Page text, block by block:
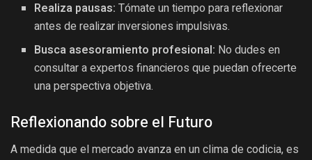
Realiza pausas: Tómate un tiempo para reflexionar
antes de realizar inversiones impulsivas.
Busca asesoramiento profesional: No dudes en
consultar a expertos financieros que puedan ofrecerte
una perspectiva objetiva.
Reflexionando sobre el Futuro
A medida que el mercado avanza en un clima de codicia, es